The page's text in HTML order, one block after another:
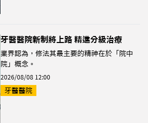
牙醫醫院新制將上路 精進分級治療
業界認為，修法其最主要的精神在於「院中
院」概念。
2026/08/08 12:00
牙醫醫院